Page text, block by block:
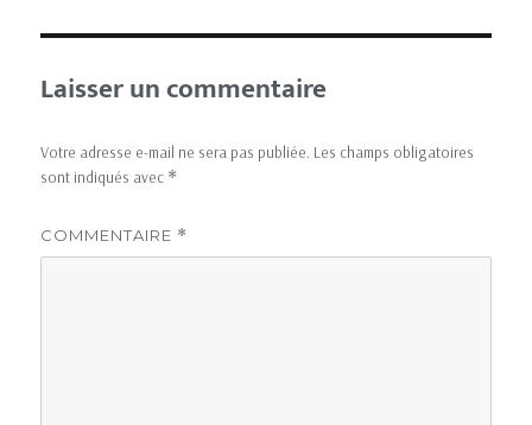
Laisser un commentaire
Votre adresse e-mail ne sera pas publiée. Les champs obligatoires
sont indiqués avec *
COMMENTAIRE *